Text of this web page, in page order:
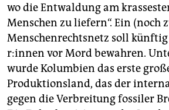
wo die Entwaldung am
Menschen zu liefern“. Ein (noch
Menschenrechtsnetz soll
r:in­nen vor Mord bewahren.
wurde Kolumbien das erste
Produktionsland, das der
gegen die Verbreitung fossiler